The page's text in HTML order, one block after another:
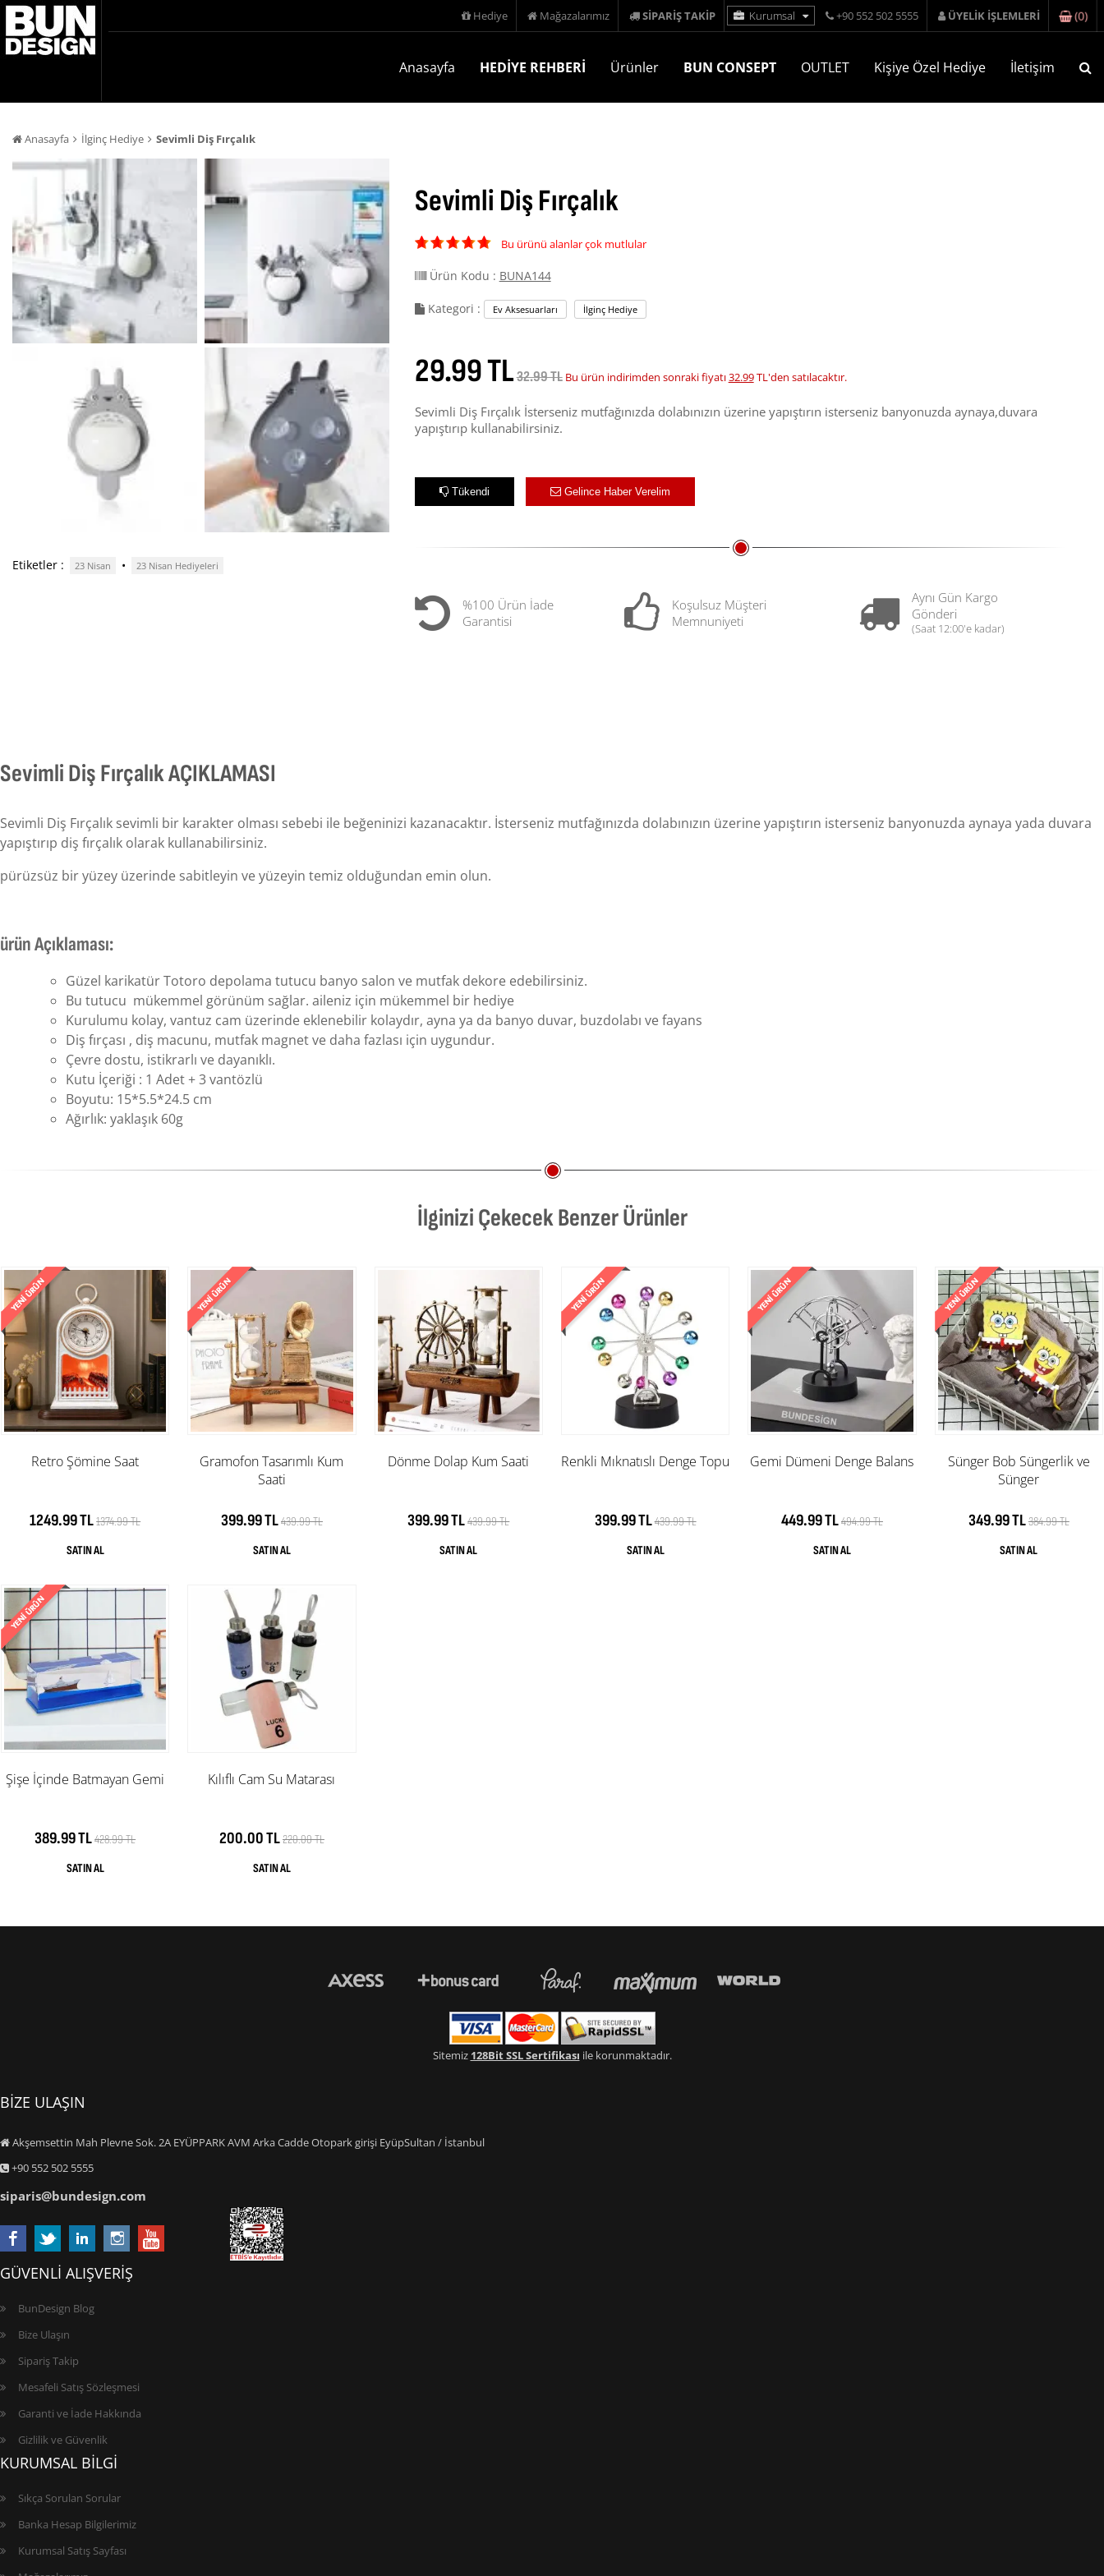
Hediye Mağazalarımız SİPARİŞ TAKİP Kurumsal +90 552 502 5555 ÜYELİK İŞLEMLERİ (0)
Anasayfa HEDİYE REHBERİ Ürünler BUN CONSEPT OUTLET Kişiye Özel Hediye İletişim
Anasayfa İlginç Hediye Sevimli Diş Fırçalık
Etiketler : 23 Nisan • 23 Nisan Hediyeleri
Sevimli Diş Fırçalık
Bu ürünü alanlar çok mutlular
Ürün Kodu : BUNA144
Kategori : Ev Aksesuarları İlginç Hediye
29.99 TL32.99 TL Bu ürün indirimden sonraki fiyatı32.99TL'den satılacaktır.
Sevimli Diş Fırçalık İsterseniz mutfağınızda dolabınızın üzerine yapıştırın isterseniz banyonuzda aynaya,duvara
yapıştırıp kullanabilirsiniz.
Tükendi Gelince Haber Verelim
%100 Ürün İade
Garantisi
Koşulsuz Müşteri
Memnuniyeti
Aynı Gün Kargo
Gönderi
(Saat 12:00'e kadar)
Sevimli Diş Fırçalık AÇIKLAMASI
Sevimli Diş Fırçalık sevimli bir karakter olması sebebi ile beğeninizi kazanacaktır. İsterseniz mutfağınızda dolabınızın üzerine yapıştırın isterseniz banyonuzda aynaya yada duvara
yapıştırıp diş fırçalık olarak kullanabilirsiniz.
pürüzsüz bir yüzey üzerinde sabitleyin ve yüzeyin temiz olduğundan emin olun.
ürün Açıklaması:
Güzel karikatür Totoro depolama tutucu banyo salon ve mutfak dekore edebilirsiniz.
Bu tutucu mükemmel görünüm sağlar. aileniz için mükemmel bir hediye
Kurulumu kolay, vantuz cam üzerinde eklenebilir kolaydır, ayna ya da banyo duvar, buzdolabı ve fayans
Diş fırçası , diş macunu, mutfak magnet ve daha fazlası için uygundur.
Çevre dostu, istikrarlı ve dayanıklı.
Kutu İçeriği : 1 Adet + 3 vantözlü
Boyutu: 15*5.5*24.5 cm
Ağırlık: yaklaşık 60g
İlginizi Çekecek Benzer Ürünler
Retro Şömine Saat
1249.99 TL1374.99 TL
Gramofon Tasarımlı Kum
Saati
399.99 TL439.99 TL
Dönme Dolap Kum Saati
399.99 TL439.99 TL
Renkli Mıknatıslı Denge Topu
399.99 TL439.99 TL
Gemi Dümeni Denge Balans
449.99 TL494.99 TL
Sünger Bob Süngerlik ve
Sünger
349.99 TL384.99 TL
Şişe İçinde Batmayan Gemi
389.99 TL428.99 TL
Kılıflı Cam Su Matarası
200.00 TL220.00 TL
Sitemiz 128Bit SSL Sertifikası ile korunmaktadır.
BİZE ULAŞIN
Akşemsettin Mah Plevne Sok. 2A EYÜPPARK AVM Arka Cadde Otopark girişi EyüpSultan / İstanbul
+90 552 502 5555
siparis@bundesign.com
GÜVENLİ ALIŞVERİŞ
BunDesign Blog
Bize Ulaşın
Sipariş Takip
Mesafeli Satış Sözleşmesi
Garanti ve İade Hakkında
Gizlilik ve Güvenlik
KURUMSAL BİLGİ
Sıkça Sorulan Sorular
Banka Hesap Bilgilerimiz
Kurumsal Satış Sayfası